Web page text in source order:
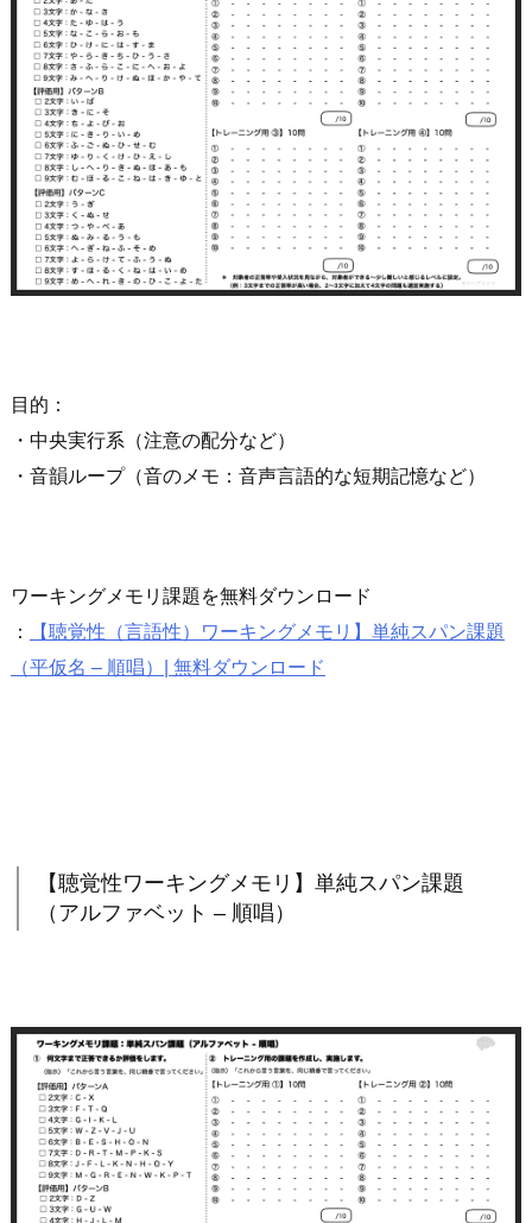
目的：
・中央実行系（注意の配分など）
・音韻ループ（音のメモ：音声言語的な短期記憶など）
ワーキングメモリ課題を無料ダウンロード
：
【聴覚性（言語性）ワーキングメモリ】単純スパン課題
（平仮名 – 順唱）| 無料ダウンロード
【聴覚性ワーキングメモリ】単純スパン課題
（アルファベット – 順唱）